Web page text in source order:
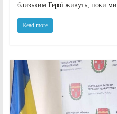
близьким Герої живуть, поки
Read more